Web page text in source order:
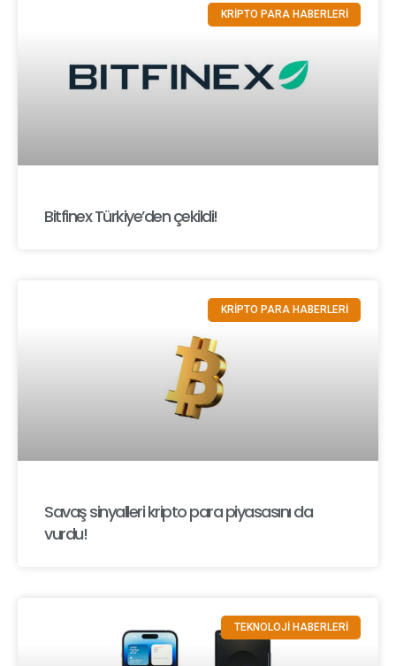
KRİPTO PARA HABERLERİ
Bitfinex Türkiye’den çekildi!
KRİPTO PARA HABERLERİ
Savaş sinyalleri kripto para piyasasını da
vurdu!
TEKNOLOJİ HABERLERİ